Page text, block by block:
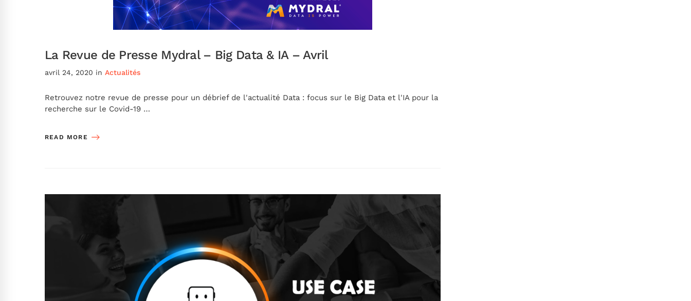
La Revue de Presse Mydral – Big Data & IA – Avril
avril 24, 2020 in Actualités
Retrouvez notre revue de presse pour un débrief de l'actualité Data : focus sur le Big Data et l'IA pour la
recherche sur le Covid-19 …
READ MORE